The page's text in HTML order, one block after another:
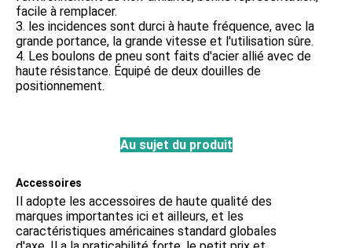
facile à remplacer.
3. les incidences sont durci à haute fréquence, avec la
grande portance, la grande vitesse et l'utilisation sûre.
4. Les boulons de pneu sont faits d'acier allié avec de
haute résistance. Équipé de deux douilles de
positionnement.
Au sujet du produit
Accessoires
Il adopte les accessoires de haute qualité des
marques importantes ici et ailleurs, et les
caractéristiques américaines standard globales